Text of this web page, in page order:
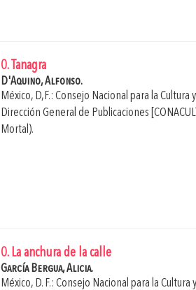
0. Tanagra
D'Aquino, Alfonso.
México, D,F.: Consejo Nacional para la Cultura
Dirección General de Publicaciones
Mortal).
0. La anchura de la calle
García Bergua, Alicia.
México, D. F.: Consejo Nacional para la Cultura